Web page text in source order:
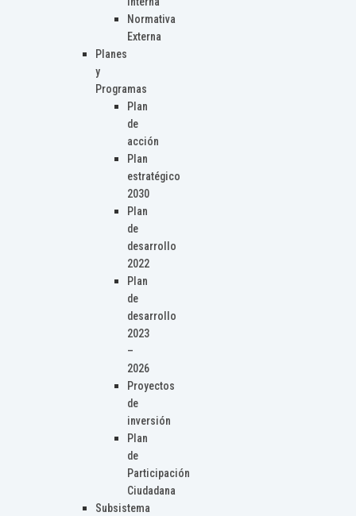
Normativa
Externa
Planes
y
Programas
Plan
de
acción
Plan
estratégico
2030
Plan
de
desarrollo
2022
Plan
de
desarrollo
2023
–
2026
Proyectos
de
inversión
Plan
de
Participación
Ciudadana
Subsistema